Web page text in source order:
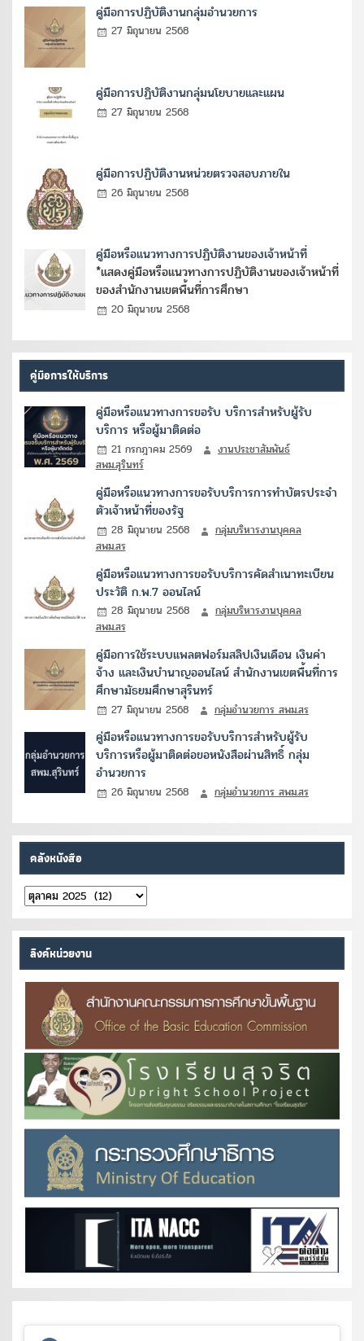
คู่มือการปฏิบัติงานกลุ่มอำนวยการ
27 มิถุนายน 2568
คู่มือการปฏิบัติงานกลุ่มนโยบายและแผน
27 มิถุนายน 2568
คู่มือการปฏิบัติงานหน่วยตรวจสอบภายใน
26 มิถุนายน 2568
คู่มือหรือแนวทางการปฏิบัติงานของเจ้าหน้าที่
*แสดงคู่มือหรือแนวทางการปฏิบัติงานของเจ้าหน้าที่
ของสำนักงานเขตพื้นที่การศึกษา
20 มิถุนายน 2568
คู่มือการให้บริการ
คู่มือหรือแนวทางการขอรับ บริการสำหรับผู้รับ
บริการ หรือผู้มาติดต่อ
21 กรกฎาคม 2569
งานประชาสัมพันธ์
สพม.สุรินทร์
คู่มือหรือแนวทางการขอรับบริการการทำบัตรประจำ
ตัวเจ้าหน้าที่ของรัฐ
28 มิถุนายน 2568
กลุ่มบริหารงานบุคคล
สพม.สร
คู่มือหรือแนวทางการขอรับบริการคัดสำเนาทะเบียน
ประวัติ ก.พ.7 ออนไลน์
28 มิถุนายน 2568
กลุ่มบริหารงานบุคคล
สพม.สร
คู่มือการใช้ระบบแพลตฟอร์มสลิปเงินเดือน เงินค่า
จ้าง และเงินบำนาญออนไลน์ สำนักงานเขตพื้นที่การ
ศึกษามัธยมศึกษาสุรินทร์
27 มิถุนายน 2568 กลุ่มอำนวยการ สพม.สร
คู่มือหรือแนวทางการขอรับบริการสำหรับผู้รับ
บริการหรือผู้มาติดต่อขอหนังสือผ่านสิทธิ์ กลุ่ม
อำนวยการ
26 มิถุนายน 2568 กลุ่มอำนวยการ สพม.สร
คลังหนังสือ
คลัง
หนังสือ
ลิงค์หน่วยงาน